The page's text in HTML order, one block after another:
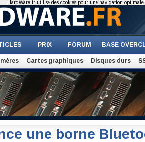
PRIX FORUM BASE
Cartes graphiques Disques durs
une borne
HardWare.fr utilise des cookies pour une navigation